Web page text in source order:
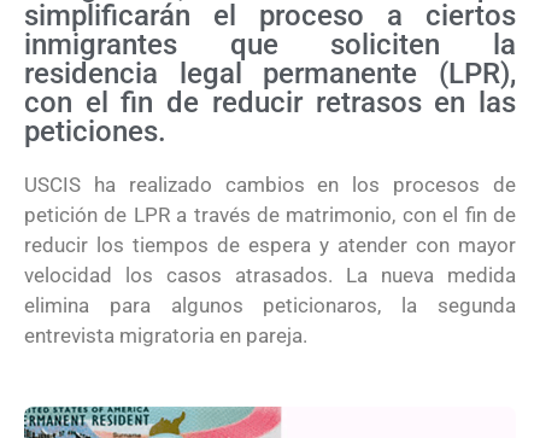
simplificarán el proceso a ciertos
inmigrantes que soliciten la
residencia legal permanente (LPR),
con el fin de reducir retrasos en las
peticiones.
USCIS ha realizado cambios en los procesos de
petición de LPR a través de matrimonio, con el fin de
reducir los tiempos de espera y atender con mayor
velocidad los casos atrasados. La nueva medida
elimina para algunos peticionaros, la segunda
entrevista migratoria en pareja.